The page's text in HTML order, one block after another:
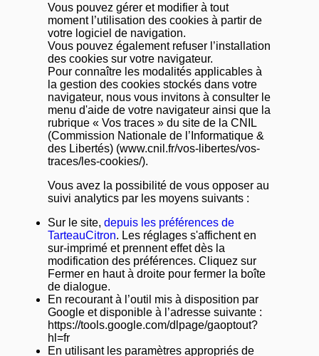
Vous pouvez gérer et modifier à tout
moment l’utilisation des cookies à partir de
votre logiciel de navigation.
Vous pouvez également refuser l’installation
des cookies sur votre navigateur.
Pour connaître les modalités applicables à
la gestion des cookies stockés dans votre
navigateur, nous vous invitons à consulter le
menu d'aide de votre navigateur ainsi que la
rubrique « Vos traces » du site de la CNIL
(Commission Nationale de l’Informatique &
des Libertés) (www.cnil.fr/vos-libertes/vos-
traces/les-cookies/).
Vous avez la possibilité de vous opposer au
suivi analytics par les moyens suivants :
Sur le site,depuis les préférences de
TarteauCitron. Les réglages s'affichent en
sur-imprimé et prennent effet dès la
modification des préférences. Cliquez sur
Fermer en haut à droite pour fermer la boîte
de dialogue.
En recourant à l’outil mis à disposition par
Google et disponible à l’adresse suivante :
https://tools.google.com/dlpage/gaoptout?
hl=fr
En utilisant les paramètres appropriés de